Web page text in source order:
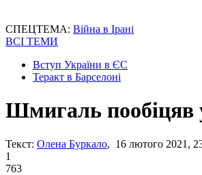
СПЕЦТЕМА: Війна в Ірані
ВСІ ТЕМИ
Вступ України в ЄС
Теракт в Барселоні
Шмигаль пообіцяв
Текст: Олена Буркало, 16 лютого 2021,
1
763